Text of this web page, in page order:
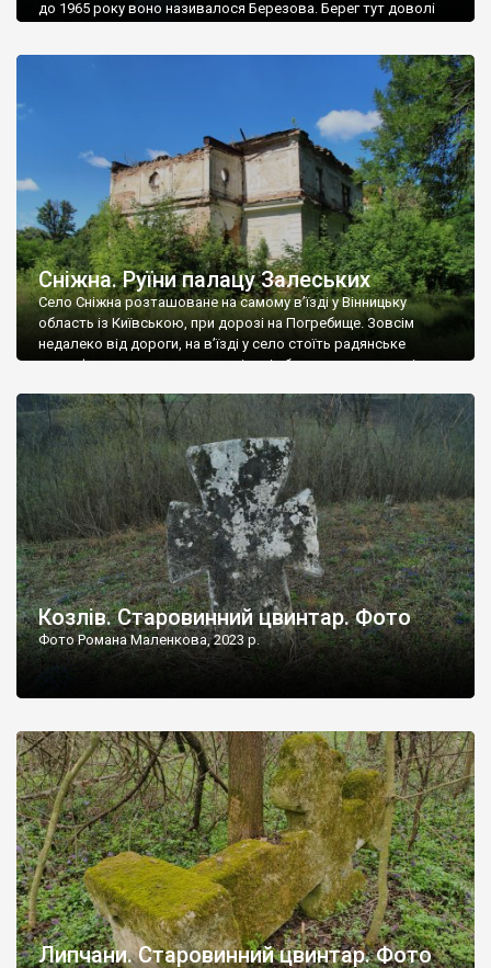
до 1965 року воно називалося Березова. Берег тут доволі
Наддністрянське відрізняється від більшості навколишніх
сіл. У селі є мурована Михайлівська церква. Точної дати […]
Сніжна. Руїни палацу Залеських
Село Сніжна розташоване на самому в’їзді у Вінницьку
область із Київською, при дорозі на Погребище. Зовсім
недалеко від дороги, на в’їзді у село стоїть радянське
рельєфне пано, яке показує жінку і яблуню, а трохи далі, десь
не видно, але видно дві стареньких колії у траві – […]
Козлів. Старовинний цвинтар. Фото
Фото Романа Маленкова, 2023 р.
Липчани. Старовинний цвинтар. Фото